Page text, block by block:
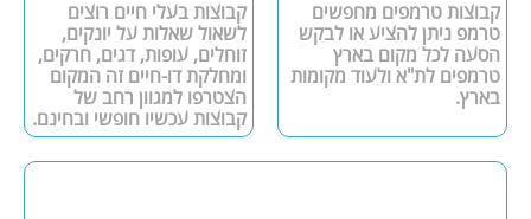
קבוצות טרמפים מחפשים
טרמפ ניתן להציע או לבקש
הסעה לכל מקום בארץ
טרמפים לת"א ולעוד מקומות
בארץ.
קבוצות בעלי חיים רוצים
לשאול שאלות על יונקים,
זוחלים, עופות, דגים, חרקים,
ומחלקת דו-חיים זה המקום
הצטרפו למגוון רחב של
קבוצות עכשיו חופשי ובחינם.